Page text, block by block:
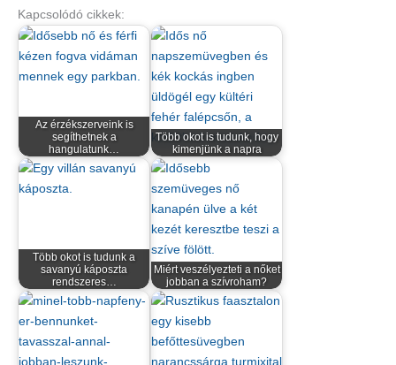
Kapcsolódó cikkek:
Az érzékszerveink is
segíthetnek a
hangulatunk…
Több okot is tudunk, hogy
kimenjünk a napra
Több okot is tudunk a
savanyú káposzta
rendszeres…
Miért veszélyezteti a nőket
jobban a szívroham?